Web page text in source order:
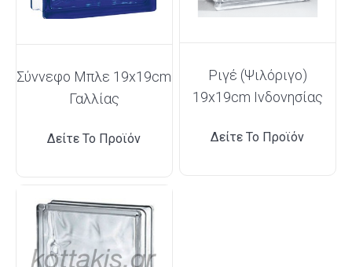
Σύννεφο Μπλε 19x19cm
Γαλλίας
Δείτε Το Προϊόν
Ριγέ (Ψιλόριγο)
19x19cm Ινδονησίας
Δείτε Το Προϊόν